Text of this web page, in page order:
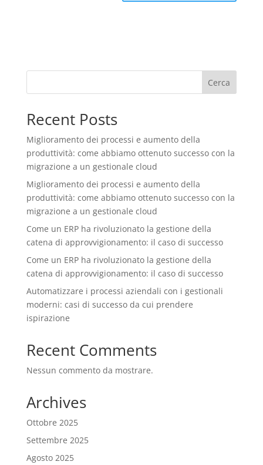
Cerca
Recent Posts
Miglioramento dei processi e aumento della
produttività: come abbiamo ottenuto successo con la
migrazione a un gestionale cloud
Miglioramento dei processi e aumento della
produttività: come abbiamo ottenuto successo con la
migrazione a un gestionale cloud
Come un ERP ha rivoluzionato la gestione della
catena di approvvigionamento: il caso di successo
Come un ERP ha rivoluzionato la gestione della
catena di approvvigionamento: il caso di successo
Automatizzare i processi aziendali con i gestionali
moderni: casi di successo da cui prendere
ispirazione
Recent Comments
Nessun commento da mostrare.
Archives
Ottobre 2025
Settembre 2025
Agosto 2025